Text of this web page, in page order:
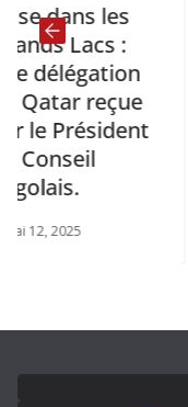
les
Lacs :
reçue